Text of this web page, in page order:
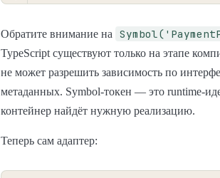
Обратите внимание на
TypeScript существуют только на этапе
не может разрешить зависимость по
метаданных. Symbol-токен — это runtime-
контейнер найдёт нужную реализацию.
Теперь сам адаптер: